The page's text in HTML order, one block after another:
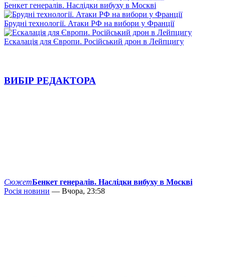
Бенкет генералів. Наслідки вибуху в Москві
Брудні технології. Атаки РФ на вибори у Франції
Ескалація для Європи. Російський дрон в Лейпцигу
ВИБІР РЕДАКТОРА
СюжетБенкет генералів. Наслідки вибуху в Москві
Росія новини — Вчора, 23:58